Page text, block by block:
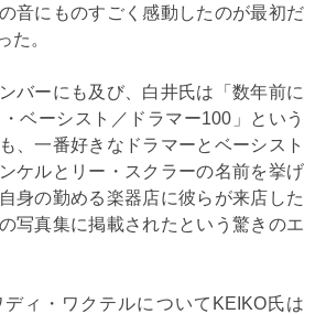
音にものすごく感動したのが最初だ
た。
バーにも及び、白井氏は「数年前に
・ベーシスト／ドラマー100」という
、一番好きなドラマーとベーシスト
ケルとリー・スクラーの名前を挙げ
身の勤める楽器店に彼らが来店した
写真集に掲載されたという驚きのエ
ィ・ワクテルについてKEIKO氏は